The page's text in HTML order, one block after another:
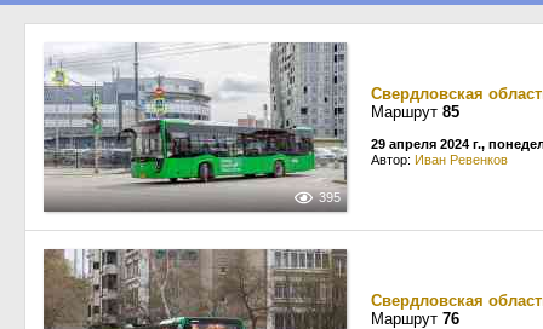
395
Свердловская
Маршрут 85
29 апреля 2024 г.,
Автор: Иван Ревенков
Свердловская
Маршрут 76